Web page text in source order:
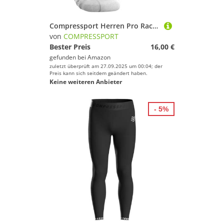
Compressport Herren Pro Racing V3.0 Run High Kompressions Laufsocke, Weiß, 35-38 EU
von COMPRESSPORT
Bester Preis
16,00 €
gefunden bei Amazon
zuletzt überprüft am 27.09.2025 um 00:04; der
Preis kann sich seitdem geändert haben.
Keine weiteren Anbieter
- 5%